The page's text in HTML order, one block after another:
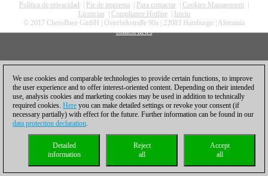
Política de privacidad Pie de imprenta Para contactar Cookies Management
Licencias
Compliance Hotline|
Inicio
© 2017 ChessBase GmbH | Osterbekstraße 90a | 22083 Hamburgo | Alemania
coldest news
We use cookies and comparable technologies to provide certain functions, to improve
the user experience and to offer interest-oriented content. Depending on their intended
use, analysis cookies and marketing cookies may be used in addition to technically
required cookies. Here you can make detailed settings or revoke your consent (if
necessary partially) with effect for the future. Further information can be found in our
data protection declaration.
Accept
all
Reject
all
Detailed
information